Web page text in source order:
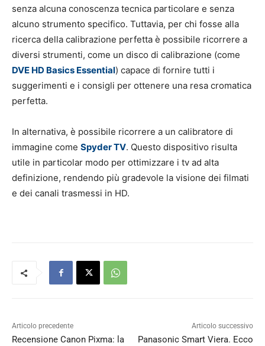
senza alcuna conoscenza tecnica particolare e senza
alcuno strumento specifico. Tuttavia, per chi fosse alla
ricerca della calibrazione perfetta è possibile ricorrere a
diversi strumenti, come un disco di calibrazione (come
DVE HD Basics Essential) capace di fornire tutti i
suggerimenti e i consigli per ottenere una resa cromatica
perfetta.
In alternativa, è possibile ricorrere a un calibratore di
immagine come Spyder TV. Questo dispositivo risulta
utile in particolar modo per ottimizzare i tv ad alta
definizione, rendendo più gradevole la visione dei filmati
e dei canali trasmessi in HD.
Articolo precedente
Recensione Canon Pixma: la
Articolo successivo
Panasonic Smart Viera. Ecco